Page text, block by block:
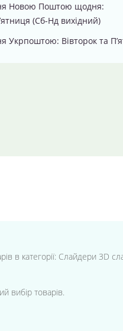
Новою Поштою щодня:
(Сб-Нд вихідний)
Укрпоштою: Вівторок та
в категорії: Слайдери 3D
вибір товарів.